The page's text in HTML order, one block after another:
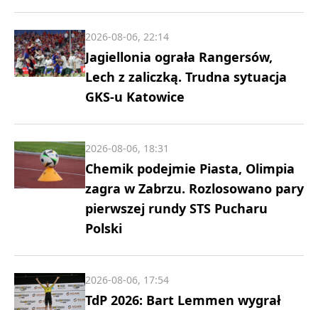
Jagiellonia ograła Rangersów,
Lech z zaliczką. Trudna sytuacja
GKS-u Katowice
2026-08-06, 22:14
Chemik podejmie Piasta, Olimpia
zagra w Zabrzu. Rozlosowano pary
pierwszej rundy STS Pucharu
Polski
2026-08-06, 18:31
TdP 2026: Bart Lemmen wygrał
2026-08-06, 17:54